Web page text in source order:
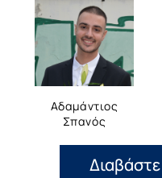
Αδαμάντιος
Σπανός